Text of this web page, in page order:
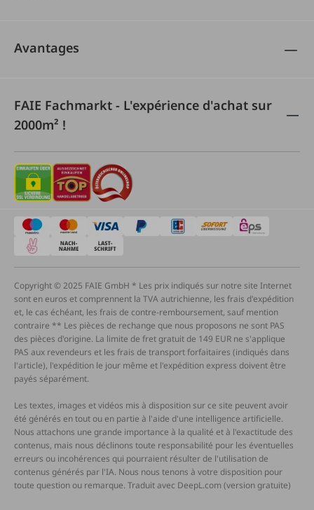
Avantages
FAIE Fachmarkt - L'expérience d'achat sur
2000m² !
Copyright © 2025 FAIE GmbH * Les prix indiqués sur notre site Internet
sont en euros et comprennent la TVA autrichienne, les frais d'expédition
et, le cas échéant, les frais de contre-remboursement, sauf mention
contraire ** Les pièces de rechange que nous proposons ne sont PAS
des pièces d'origine. La limite de fret gratuit de 149 EUR ne s'applique
PAS aux revendeurs et les frais de transport forfaitaires (indiqués dans
l'article), l'expédition le jour même et l'expédition express doivent être
payés séparément.
Les textes, images et vidéos mis à disposition sur ce site peuvent avoir
été générés en tout ou en partie à l'aide d'une intelligence artificielle.
Nous attachons une grande importance à la qualité et à l'exactitude des
contenus, mais nous déclinons toute responsabilité pour les éventuelles
erreurs ou incohérences qui pourraient résulter de l'utilisation de
contenus générés par l'IA. Nous nous tenons à votre disposition pour
toute question ou remarque. Traduit avec DeepL.com (version gratuite)